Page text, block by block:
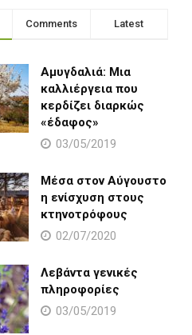
Comments Latest
Αμυγδαλιά: Μια
καλλιέργεια που
κερδίζει διαρκώς
«έδαφος»
03/05/2019
Μέσα στον Αύγουστο
η ενίσχυση στους
κτηνοτρόφους
02/07/2020
Λεβάντα γενικές
πληροφορίες
03/05/2019